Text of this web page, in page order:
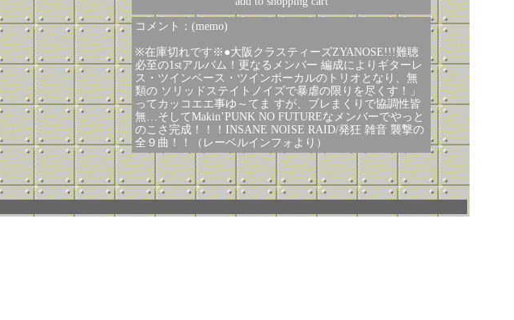
コメント：(memo)
※在庫切れです※●大阪クラスティーズZYANOSE!!!難聴
必至の1stアルバム！更なるメンバー 編成によりギターレ
ス・ツインベース・ツインボーカルのトリオとなり、無
類の ソリッドステイトノイズで暴虐の限りを尽くす！」
ってカッコエエ事ゆ～てま すが、ブレまくりで協調性皆
無…そしてMakin’PUNK NO FUTUREなメンバーでやっと
のこさ完成！！！INSANE NOISE RAID/発狂 雑音 襲撃の
全９曲！！（レーベルインフォより）